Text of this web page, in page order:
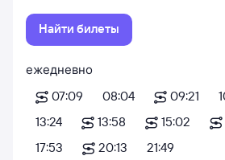
Найти билеты
ежедневно
07:09
08:04 09:21
13:24
13:58 15:02
17:53
20:13
21:49